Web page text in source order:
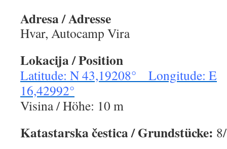
Adresa / Adresse
Hvar, Autocamp Vira
Lokacija / Position
Latitude: N 43,19208° Longitude: E
16,42992°
Visina / Höhe: 10 m
Katastarska čestica / Grundstücke: